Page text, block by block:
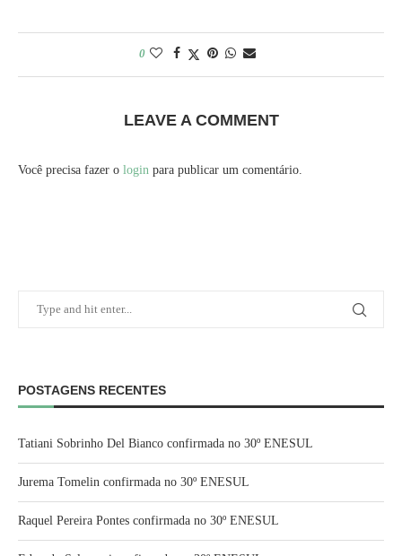
0
LEAVE A COMMENT
Você precisa fazer o login para publicar um comentário.
POSTAGENS RECENTES
Tatiani Sobrinho Del Bianco confirmada no 30º ENESUL
Jurema Tomelin confirmada no 30º ENESUL
Raquel Pereira Pontes confirmada no 30º ENESUL